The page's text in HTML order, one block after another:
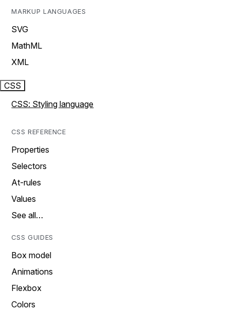
MARKUP LANGUAGES
SVG
MathML
XML
CSS
CSS: Styling language
CSS REFERENCE
Properties
Selectors
At-rules
Values
See all…
CSS GUIDES
Box model
Animations
Flexbox
Colors